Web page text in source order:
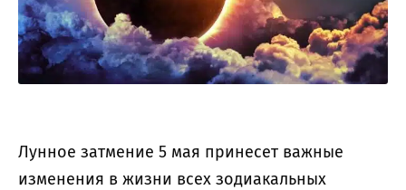
Лунное затмение 5 мая принесет важные
изменения в жизни всех зодиакальных